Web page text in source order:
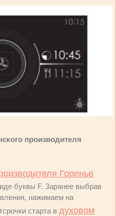
производителя
Горенье
буквы F. Заранее выбрав
нажимаем на
старта в духовом